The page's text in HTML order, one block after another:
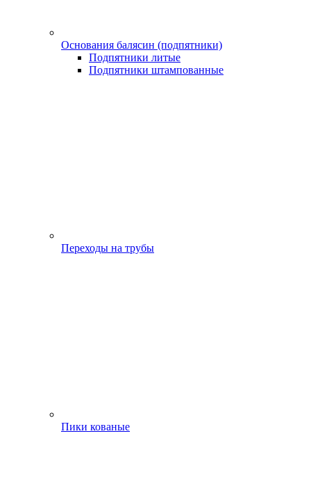
Основания балясин (подпятники)
Подпятники литые
Подпятники штампованные
Переходы на трубы
Пики кованые